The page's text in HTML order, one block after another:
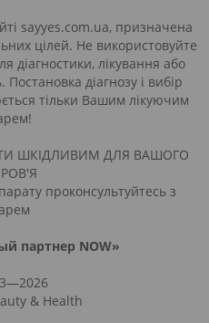
sayyes.com.ua, призначена
цілей. Не використовуйте
діагностики, лікування або
діагнозу і вибір
тільки Вашим лікуючим
ШКІДЛИВИМ ДЛЯ ВАШОГО
проконсультуйтесь з
партнер NOW»
& Health